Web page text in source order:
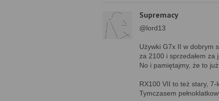
Supremacy
@lord13
Używki G7x II w dobrym
za 2100 i sprzedałem
No i pamiętajmy, że to
RX100 VII to też stary,
Tymczasem